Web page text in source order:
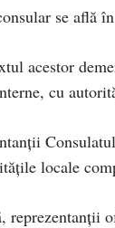
se află
acestor
cu
locale
reprezentanții